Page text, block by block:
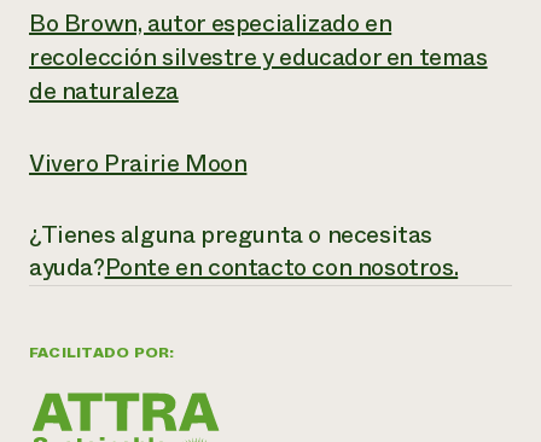
FACILITADO POR:
Bo Brown, autor especializado en
recolección silvestre y educador en temas
de naturaleza
Vivero Prairie Moon
¿Tienes alguna pregunta o necesitas
ayuda?Ponte en contacto con nosotros.